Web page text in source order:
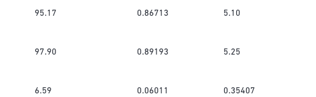
95.17 0.86713 5.10
97.90 0.89193 5.25
6.59 0.06011 0.35407